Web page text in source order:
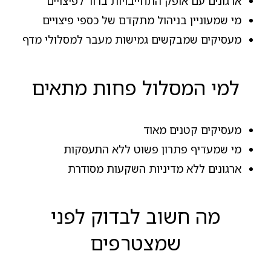
מי שמעוניין בניהול מתקדם של כספי פיצויים
מעסיקים שמבקשים גמישות מעבר למסלולי מדף
למי המסלול פחות מתאים
מעסיקים קטנים מאוד
מי שמעדיף פתרון פשוט ללא התעסקות
ארגונים ללא מדיניות השקעות מסודרת
מה חשוב לבדוק לפני
שמצטרפים